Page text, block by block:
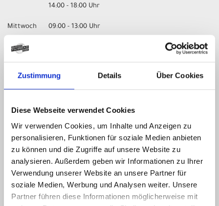
Zustimmung Details Über Cookies
Diese Webseite verwendet Cookies
Wir verwenden Cookies, um Inhalte und Anzeigen zu
personalisieren, Funktionen für soziale Medien anbieten
zu können und die Zugriffe auf unsere Website zu
analysieren. Außerdem geben wir Informationen zu Ihrer
Verwendung unserer Website an unsere Partner für
soziale Medien, Werbung und Analysen weiter. Unsere
Partner führen diese Informationen möglicherweise mit
14:00 - 18:00 Uhr
Mittwoch 09:00 - 13:00 Uhr
Donnerstag 09:00 - 13:00 Uhr
Freitag 09:00 - 13:00 Uhr
14:00 - 18:00 Uhr
Samstag nur nach Vereinbarung!
UNSER UNTERNEHMEN
Kontakt
Impressum
Datenschutz
AGB
Batterieentsorgung